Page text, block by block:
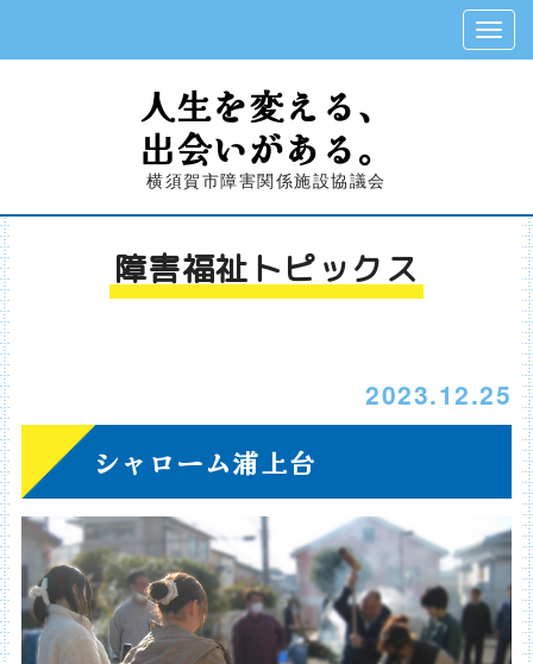
人生を変える、
出会いがある。
横須賀市障害関係施設協議会
障害福祉トピックス
2023.12.25
シャローム浦上台